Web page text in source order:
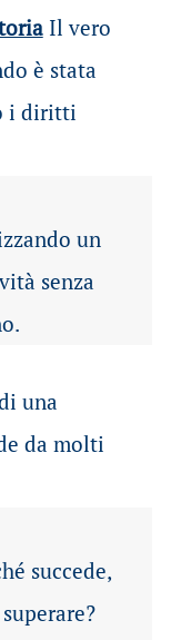
Il vero
è stata
i diritti
un
senza
una
da molti
succede,